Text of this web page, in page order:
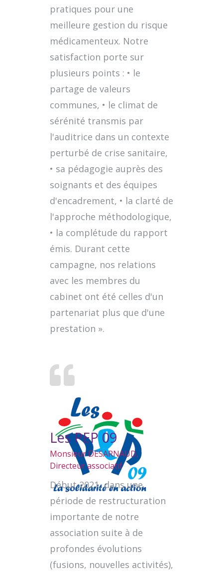
pratiques pour une
meilleure gestion du risque
médicamenteux. Notre
satisfaction porte sur
plusieurs points : • le
partage de valeurs
communes, • le climat de
sérénité transmis par
l'auditrice dans un contexte
perturbé de crise sanitaire,
• sa pédagogie auprès des
soignants et des équipes
d'encadrement, • la clarté de
l'approche méthodologique,
• la complétude du rapport
émis. Durant cette
campagne, nos relations
avec les membres du
cabinet ont été celles d'un
partenariat plus que d'une
prestation ».
Les PEP 09
Monsieur DESARNAUD,
Directeur associatif
Début 2021, dans une
période de restructuration
importante de notre
association suite à de
profondes évolutions
(fusions, nouvelles activités),